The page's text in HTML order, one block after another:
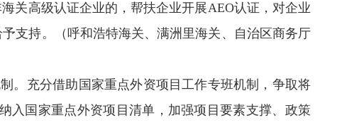
关高级认证企业的，帮扶企业开展AEO认证，对企业
支持。（呼和浩特海关、满洲里海关、自治区商务厅
。充分借助国家重点外资项目工作专班机制，争取将
入国家重点外资项目清单，加强项目要素支撑、政策